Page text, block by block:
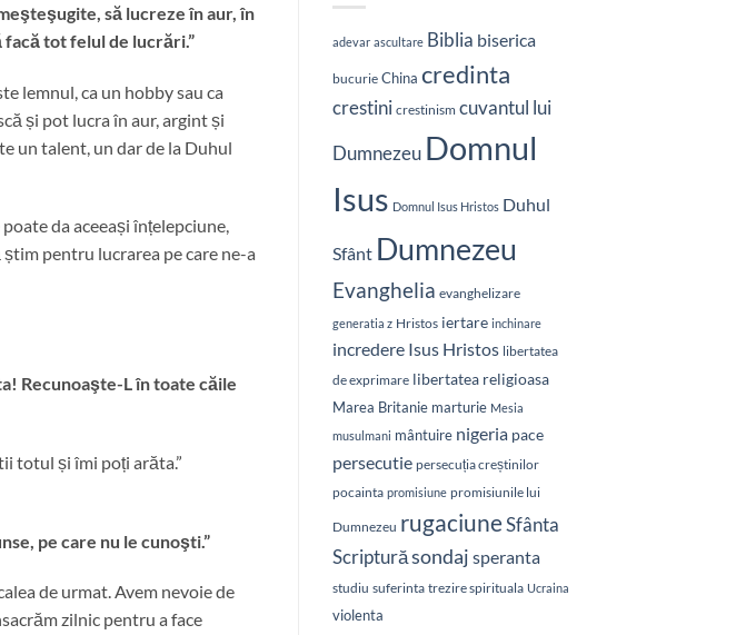
să lucreze în aur, în
facă tot felul de lucrări.”
lemnul, ca un hobby sau ca
și pot lucra în aur, argint și
un talent, un dar de la Duhul
da aceeași înțelepciune,
pentru lucrarea pe care ne-a
Recunoaşte-L în toate căile
totul și îmi poți arăta.”
pe care nu le cunoşti.”
de urmat. Avem nevoie de
zilnic pentru a face
pe
avea
loc
în
orașului
adevar ascultare Biblia biserica
bucurie China credinta
crestini crestinism cuvantul lui
Dumnezeu Domnul
Isus Domnul Isus Hristos Duhul
Sfânt Dumnezeu
Evanghelia evanghelizare
generatia z Hristos iertare inchinare
incredere Isus Hristos libertatea
de exprimare libertatea religioasa
Marea Britanie marturie Mesia
musulmani mântuire nigeria pace
persecutie persecuția creștinilor
pocainta promisiune promisiunile lui
Dumnezeu rugaciuneSfânta
Scripturăsondaj speranta
studiu suferinta trezire spirituala Ucraina
violenta